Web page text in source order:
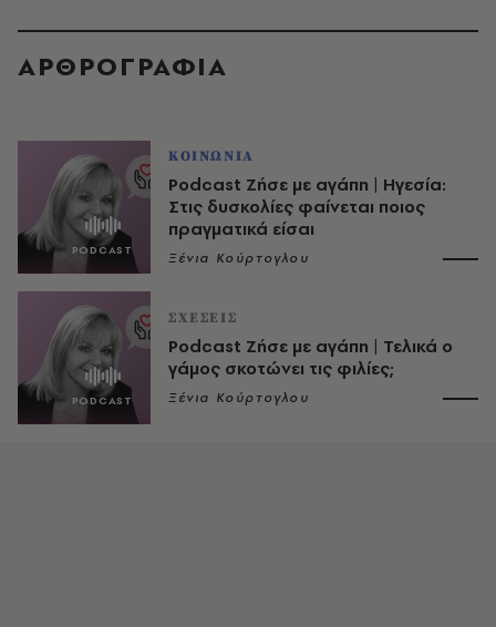
ΑΡΘΡΟΓΡΑΦΙΑ
ΚΟΙΝΩΝΙΑ
Podcast Ζήσε με αγάπη | Ηγεσία:
Στις δυσκολίες φαίνεται ποιος
πραγματικά είσαι
Ξένια Κούρτογλου
ΣΧΕΣΕΙΣ
Podcast Ζήσε με αγάπη | Τελικά ο
γάμος σκοτώνει τις φιλίες;
Ξένια Κούρτογλου